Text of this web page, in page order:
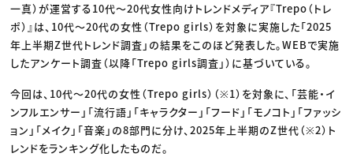
一真）が運営する10代〜20代女性向けトレンドメディア『Trepo（トレ
ポ）』は、10代〜20代の女性（Trepo girls）を対象に実施した「2025
年上半期Z世代トレンド調査」の結果をこのほど発表した。WEBで実施
したアンケート調査（以降「Trepo girls調査」）に基づいている。
今回は、10代〜20代の女性（Trepo girls）（※1）を対象に、「芸能・イ
ンフルエンサー」「流行語」「キャラクター」「フード」「モノコト」「ファッシ
ョン」「メイク」「音楽」の8部門に分け、2025年上半期のZ世代（※2）ト
レンドをランキング化したものだ。